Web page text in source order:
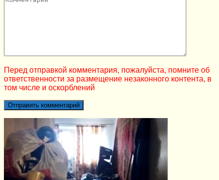
Перед отправкой комментария, пожалуйста, помните об
ответственности за размещение незаконного контента, в
том числе и оскорблений